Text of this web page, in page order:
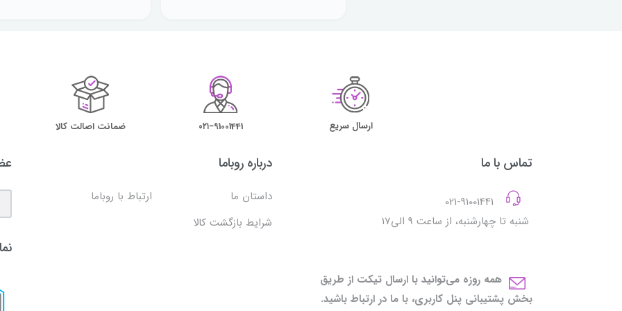
ارسال سریع ۰۲۱−91001441 ضمانت اصالت کالا
تماس با ما
شنبه تا چهارشنبه، از ساعت 9 الی17
همه روزه می‌توانید با ارسال تیکت از طریق
بخش پشتیبانی پنل کاربری، با ما در ارتباط باشید.
درباره روباما
داستان ما
ارتباط با روباما
شرایط بازگشت کالا